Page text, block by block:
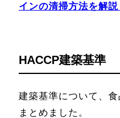
インの清掃方法を解
HACCP建築基準
建築基準について、
まとめました。